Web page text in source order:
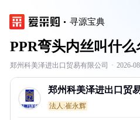
寻源宝典
PPR弯头内丝叫什么
郑州科美泽进出口贸易有限公司 · 2026-
郑州科美泽进出口贸
法人:崔永辉